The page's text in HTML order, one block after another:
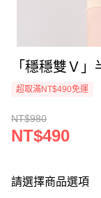
「穩穩雙Ｖ
超取滿NT$490免運
NT$980
NT$490
請選擇商品選項